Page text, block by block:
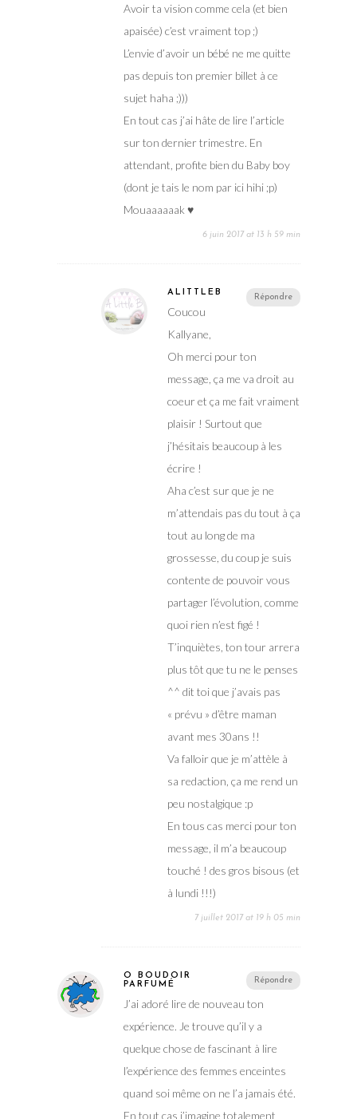
Avoir ta vision comme cela (et bien
apaisée) c’est vraiment top ;)
L’envie d’avoir un bébé ne me quitte
pas depuis ton premier billet à ce
sujet haha ;)))
En tout cas j’ai hâte de lire l’article
sur ton dernier trimestre. En
attendant, profite bien du Baby boy
(dont je tais le nom par ici hihi ;p)
Mouaaaaaak ♥
6 juin 2017 at 13 h 59 min
Répondre
ALITTLEB
Coucou
Kallyane,
Oh merci pour ton
message, ça me va droit au
coeur et ça me fait vraiment
plaisir ! Surtout que
j’hésitais beaucoup à les
écrire !
Aha c’est sur que je ne
m’attendais pas du tout à ça
tout au long de ma
grossesse, du coup je suis
contente de pouvoir vous
partager l’évolution, comme
quoi rien n’est figé !
T’inquiètes, ton tour arrera
plus tôt que tu ne le penses
^^ dit toi que j’avais pas
« prévu » d’être maman
avant mes 30ans !!
Va falloir que je m’attèle à
sa redaction, ça me rend un
peu nostalgique :p
En tous cas merci pour ton
message, il m’a beaucoup
touché ! des gros bisous (et
à lundi !!!)
7 juillet 2017 at 19 h 05 min
Répondre
Ô BOUDOIR
PARFUMÉ
J’ai adoré lire de nouveau ton
expérience. Je trouve qu’il y a
quelque chose de fascinant à lire
l’expérience des femmes enceintes
quand soi même on ne l’a jamais été.
En tout cas j’imagine totalement